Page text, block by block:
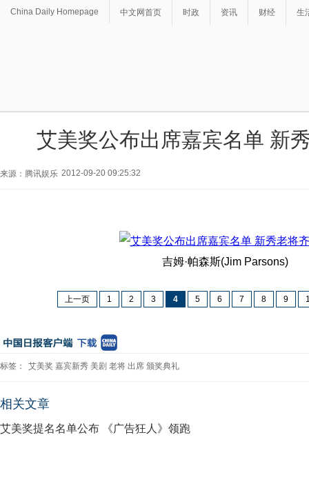
China Daily Homepage 中文网首页 时政 资讯 财经 生
艾美奖公布出席嘉宾名单 新
来源：腾讯娱乐 2012-09-20 09:25:32
吉姆·帕森斯(Jim Parsons)
上一页 1 2 3 4 5 6 7 8 9
标签： 艾美奖 嘉宾新秀 美剧 老将 出席 颁奖典礼
相关文章
艾美奖提名名单公布 《广告狂人》领跑